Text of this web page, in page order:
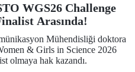
WGS26 Challenge
Arasında!
Mühendisliği doktora
& Girls in Science 2026
olmaya hak kazandı.